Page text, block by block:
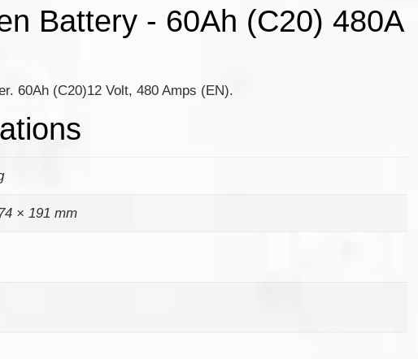
Battery - 60Ah (C20) 480A
60Ah (C20)12 Volt, 480 Amps (EN).
× 191 mm